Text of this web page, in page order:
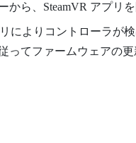
から、 SteamVR アプリを
によりコントローラが検
ってファームウェアの更